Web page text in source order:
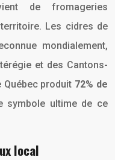
de fromageries
Les cidres de
mondialement,
et des Cantons-
Québec produit 72% de
symbole ultime de ce
local